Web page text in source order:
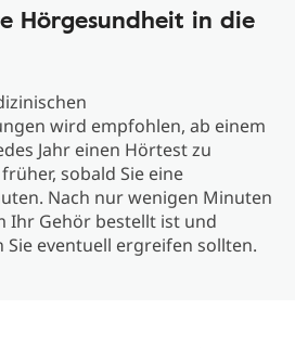
Hörgesundheit in die
wird empfohlen, ab einem
Jahr einen Hörtest zu
sobald Sie eine
Nach nur wenigen Minuten
Ihr Gehör bestellt ist und
Sie eventuell ergreifen sollten.